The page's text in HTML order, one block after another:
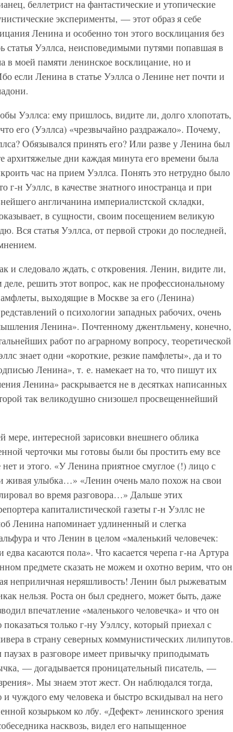
беллетрист на фантастические и утопические
эксперименты, — этот образ я себе
Ленина и особенно тон этого восклицания без
статья Уэллса, неисповедимыми путями попавшая в
в моей памяти ленинское восклицание, но и
если Ленина в статье Уэллса о Ленине нет почти и
Уэллса: ему пришлось, видите ли, долго хлопотать,
его (Уэллса) «чрезвычайно раздражало». Почему,
Обязывался принять его? Или разве у Ленина был
архитяжелые дни каждая минута его времени была
час на прием Уэллса. Понять это нетрудно было
г-н Уэллс, в качестве знатного иностранца и при
англичанина империалистской складки,
в сущности, своим посещением великую
Вся статья Уэллса, от первой строки до последней,
и следовало ждать, с откровения. Ленин, видите ли,
решить этот вопрос, как не профессиональному
выходящие в Москве за его (Ленина)
о психологии западных рабочих, очень
Ленина». Почтенному джентльмену, конечно,
работ по аграрному вопросу, теоретической
знает одни «короткие, резкие памфлеты», да и то
Ленина», т. е. намекает на то, что пишут их
Ленина» раскрывается не в десятках написанных
так великодушно снизошел просвещеннейший
интересной зарисовки внешнего облика
черточки мы готовы были бы простить ему все
и этого. «У Ленина приятное смуглое (!) лицо с
улыбка…» «Ленин очень мало похож на свои
во время разговора…» Дальше этих
капиталистической газеты г-н Уэллс не
Ленина напоминает удлиненный и слегка
и что Ленин в целом «маленький человечек:
касаются пола». Что касается черепа г-на Артура
предмете сказать не можем и охотно верим, что он
неприличная неряшливость! Ленин был рыжеватым
нельзя. Роста он был среднего, может быть, даже
впечатление «маленького человечка» и что он
только г-ну Уэллсу, который приехал с
в страну северных коммунистических лилипутов.
в разговоре имеет привычку приподымать
— догадывается проницательный писатель, —
Мы знаем этот жест. Он наблюдался тогда,
чуждого ему человека и быстро вскидывал на него
козырьком ко лбу. «Дефект» ленинского зрения
насквозь, видел его напыщенное